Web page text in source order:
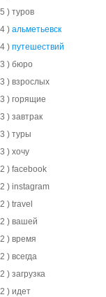
) туров
) альметьевск
) путешествий
) бюро
) взрослых
) горящие
) завтрак
) туры
) хочу
) facebook
) instagram
) travel
) вашей
) время
) всегда
) загрузка
) идет